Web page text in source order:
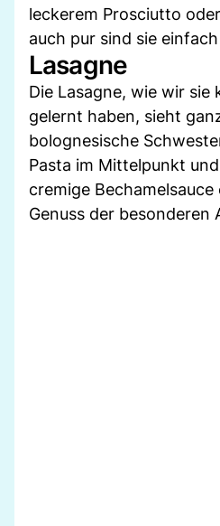
leckerem Prosciutto
auch pur sind sie
Lasagne
Die Lasagne, wie wir sie
gelernt haben, sieht
bolognesische
Pasta im Mittelpunkt
cremige Bechamelsauce
Genuss der besonderen